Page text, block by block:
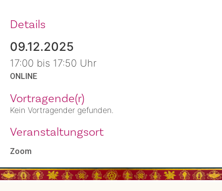
Details
09.12.2025
17:00 bis 17:50 Uhr
ONLINE
Vortragende(r)
Kein Vortragender gefunden.
Veranstaltungsort
Zoom